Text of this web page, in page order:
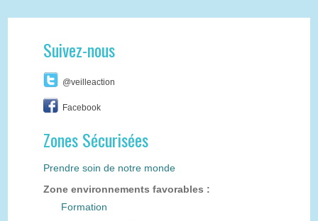
Suivez-nous
@veilleaction
Facebook
Zones Sécurisées
Prendre soin de notre monde
Zone environnements favorables :
Formation